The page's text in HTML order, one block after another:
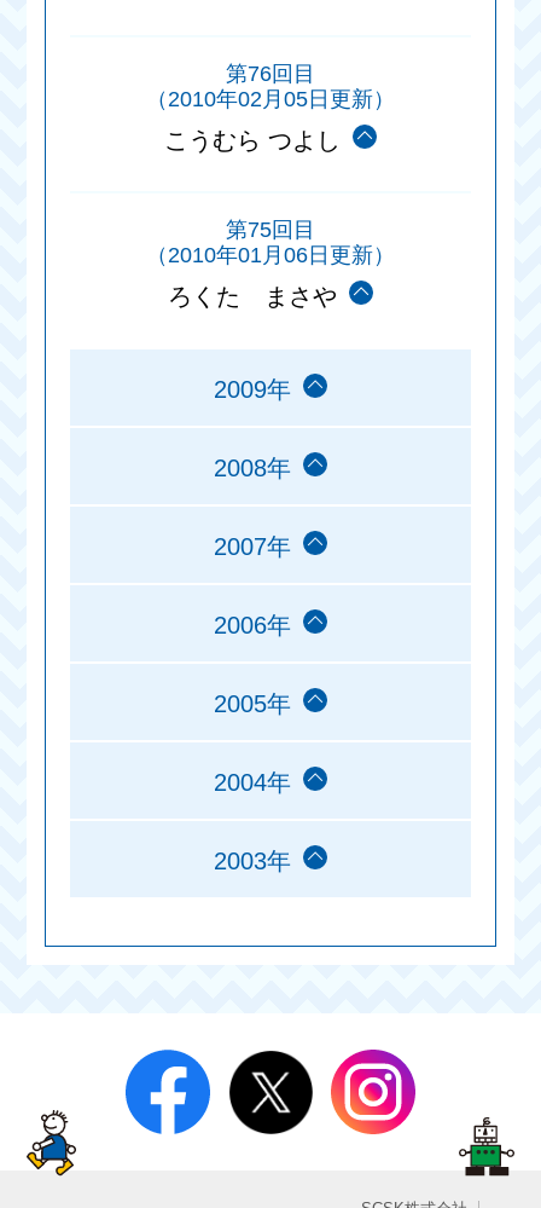
第76回目
（2010年02月05日更新）
こうむら つよし
第75回目
（2010年01月06日更新）
ろくた まさや
2009年
2008年
2007年
2006年
2005年
2004年
2003年